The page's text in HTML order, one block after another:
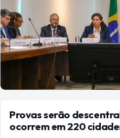
Provas serão
ocorrem em 220